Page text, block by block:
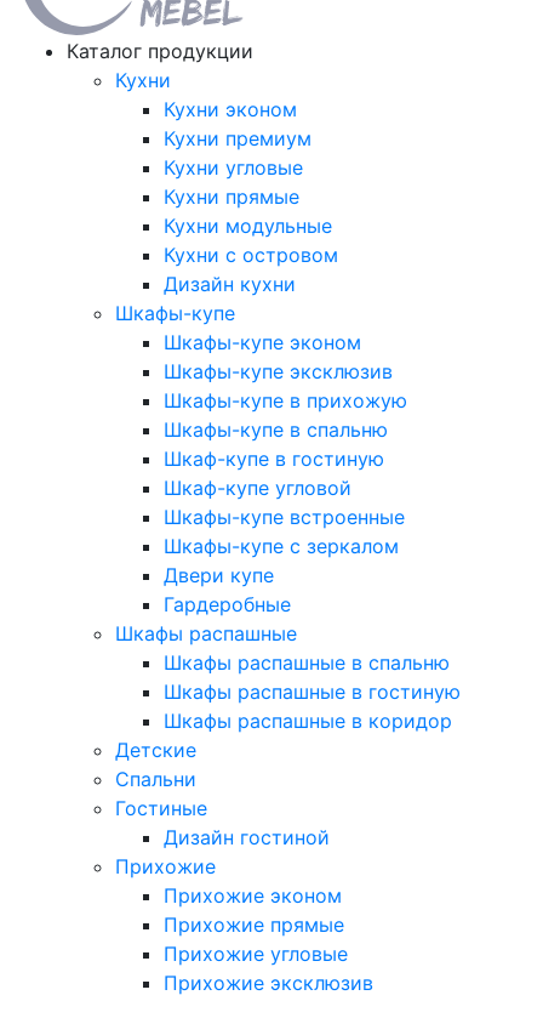
Каталог продукции
Кухни
Кухни эконом
Кухни премиум
Кухни угловые
Кухни прямые
Кухни модульные
Кухни с островом
Дизайн кухни
Шкафы-купе
Шкафы-купе эконом
Шкафы-купе эксклюзив
Шкафы-купе в прихожую
Шкафы-купе в спальню
Шкаф-купе в гостиную
Шкаф-купе угловой
Шкафы-купе встроенные
Шкафы-купе с зеркалом
Двери купе
Гардеробные
Шкафы распашные
Шкафы распашные в спальню
Шкафы распашные в гостиную
Шкафы распашные в коридор
Детские
Спальни
Гостиные
Дизайн гостиной
Прихожие
Прихожие эконом
Прихожие прямые
Прихожие угловые
Прихожие эксклюзив